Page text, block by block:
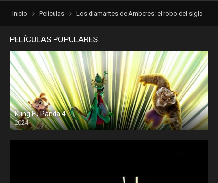
Inicio Películas Los diamantes de Amberes: el robo del siglo
PELÍCULAS POPULARES
Kung Fu Panda 4
2024